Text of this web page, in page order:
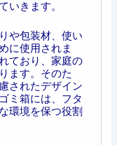
いきます。
や包装材、使い
に使用されま
ており、家庭の
ます。そのた
されたデザイン
ミ箱には、フタ
環境を保つ役割